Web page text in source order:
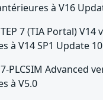
à V16
7 (TIA Portal) V14
à V14 SP1 Update 10
PLCSIM Advanced
à V5.0